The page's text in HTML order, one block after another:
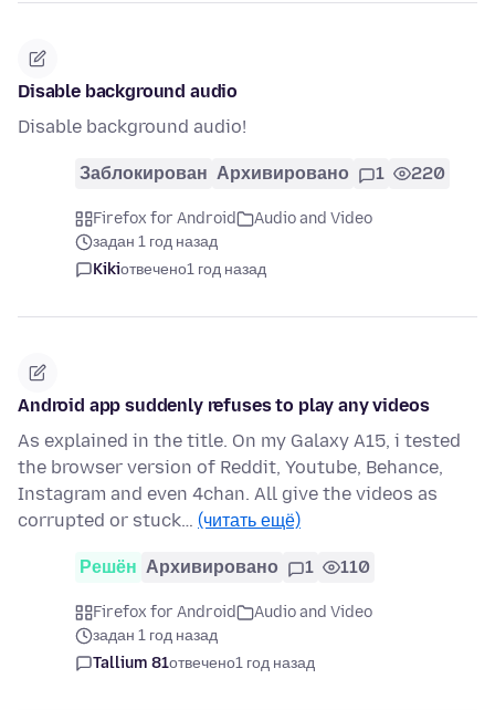
Disable background audio
Disable background audio!
Заблокирован Архивировано 1 220
Firefox for Android
Audio and Video
задан 1 год назад
Kikiотвечено1 год назад
Android app suddenly refuses to play any videos
As explained in the title. On my Galaxy A15, i tested
the browser version of Reddit, Youtube, Behance,
Instagram and even 4chan. All give the videos as
corrupted or stuck… (читать ещё)
Решён Архивировано 1 110
Firefox for Android
Audio and Video
задан 1 год назад
Tallium 81отвечено1 год назад